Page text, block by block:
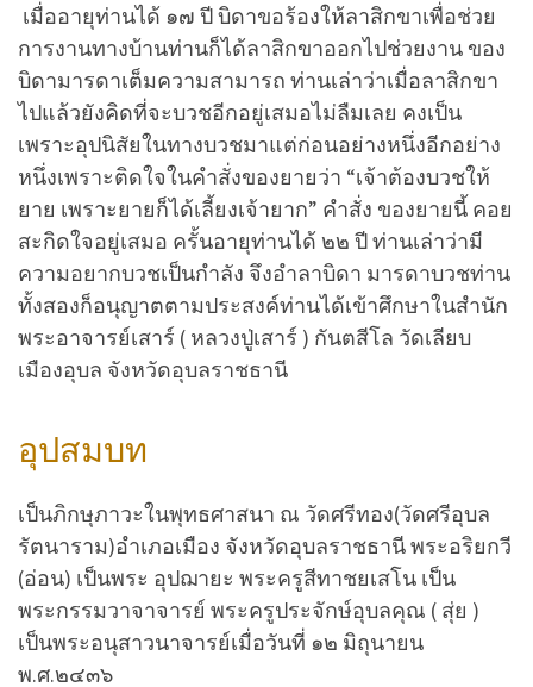
เมื่ออายุท่านได้ ๑๗ ปี บิดาขอร้องให้ลาสิกขาเพื่อช่วย
การงานทางบ้านท่านก็ได้ลาสิกขาออกไปช่วยงาน ของ
บิดามารดาเต็มความสามารถ ท่านเล่าว่าเมื่อลาสิกขา
ไปแล้วยังคิดที่จะบวชอีกอยู่เสมอไม่ลืมเลย คงเป็น
เพราะอุปนิสัยในทางบวชมาแต่ก่อนอย่างหนึ่งอีกอย่าง
หนึ่งเพราะติดใจในคำสั่งของยายว่า “เจ้าต้องบวชให้
ยาย เพราะยายก็ได้เลี้ยงเจ้ายาก” คำสั่ง ของยายนี้ คอย
สะกิดใจอยู่เสมอ ครั้นอายุท่านได้ ๒๒ ปี ท่านเล่าว่ามี
ความอยากบวชเป็นกำลัง จึงอำลาบิดา มารดาบวชท่าน
ทั้งสองก็อนุญาตตามประสงค์ท่านได้เข้าศึกษาในสำนัก
พระอาจารย์เสาร์ ( หลวงปู่เสาร์ ) กันตสีโล วัดเลียบ
เมืองอุบล จังหวัดอุบลราชธานี
อุปสมบท
เป็นภิกษุภาวะในพุทธศาสนา ณ วัดศรีทอง(วัดศรีอุบล
รัตนาราม)อำเภอเมือง จังหวัดอุบลราชธานี พระอริยกวี
(อ่อน) เป็นพระ อุปฌายะ พระครูสีทาชยเสโน เป็น
พระกรรมวาจาจารย์ พระครูประจักษ์อุบลคุณ ( สุ่ย )
เป็นพระอนุสาวนาจารย์เมื่อวันที่ ๑๒ มิถุนายน
พ.ศ.๒๔๓๖